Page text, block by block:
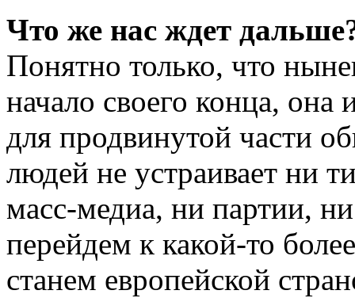
Что же нас ждет
Понятно только, что
начало своего конца, она
для продвинутой части
людей не устраивает ни
масс-медиа, ни партии,
перейдем к какой-то
станем европейской